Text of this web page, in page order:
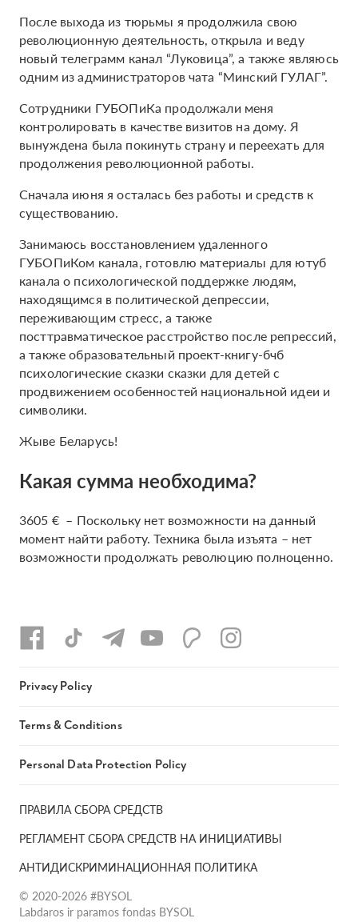
После выхода из тюрьмы я продолжила свою
революционную деятельность, открыла и веду
новый телеграмм канал “Луковица”, а также являюсь
одним из администраторов чата “Минский ГУЛАГ”.
Cотрудники ГУБОПиКа продолжали меня
контролировать в качестве визитов на дому. Я
вынуждена была покинуть страну и переехать для
продолжения революционной работы.
Сначала июня я осталась без работы и средств к
существованию.
Занимаюсь восстановлением удаленного
ГУБОПиКом канала, готовлю материалы для ютуб
канала о психологической поддержке людям,
находящимся в политической депрессии,
переживающим стресс, а также
посттравматическое расстройство после репрессий,
а также образовательный проект-книгу-бчб
психологические сказки сказки для детей с
продвижением особенностей национальной идеи и
символики.
Жыве Беларусь!
Какая сумма необходима?
3605 € – Поскольку нет возможности на данный
момент найти работу. Техника была изъята – нет
возможности продолжать революцию полноценно.
ПРАВИЛА СБОРА СРЕДСТВ
РЕГЛАМЕНТ СБОРА СРЕДСТВ НА ИНИЦИАТИВЫ
АНТИДИСКРИМИНАЦИОННАЯ ПОЛИТИКА
© 2020-2026 #BYSOL
Labdaros ir paramos fondas BYSOL
Privacy Policy
Terms & Conditions
Personal Data Protection Policy